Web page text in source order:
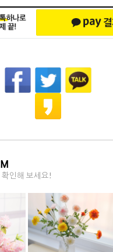
인해 보세요!